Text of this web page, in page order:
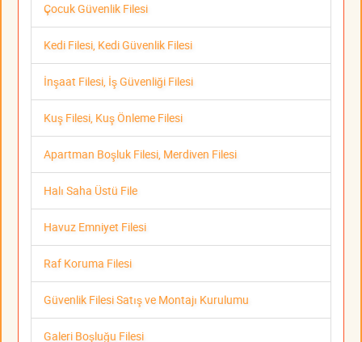
Çocuk Güvenlik Filesi
Kedi Filesi, Kedi Güvenlik Filesi
İnşaat Filesi, İş Güvenliği Filesi
Kuş Filesi, Kuş Önleme Filesi
Apartman Boşluk Filesi, Merdiven Filesi
Halı Saha Üstü File
Havuz Emniyet Filesi
Raf Koruma Filesi
Güvenlik Filesi Satış ve Montajı Kurulumu
Galeri Boşluğu Filesi